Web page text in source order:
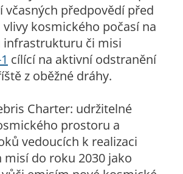
včasných předpovědí před
kosmického počasí na
infrastrukturu či misi
cílící na aktivní odstranění
z oběžné dráhy.
Charter: udržitelné
prostoru a
vedoucích k realizaci
misí do roku 2030 jako